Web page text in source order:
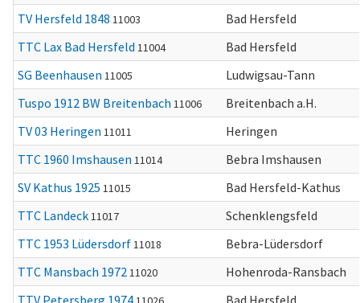
TV Hersfeld 1848 11003
Bad Hersfeld
TTC Lax Bad Hersfeld 11004
Bad Hersfeld
SG Beenhausen 11005
Ludwigsau-Tann
Tuspo 1912 BW Breitenbach 11006
Breitenbach a.H.
TV 03 Heringen 11011
Heringen
TTC 1960 Imshausen 11014
Bebra Imshausen
SV Kathus 1925 11015
Bad Hersfeld-Kathus
TTC Landeck11017
Schenklengsfeld
TTC 1953 Lüdersdorf11018
Bebra-Lüdersdorf
TTC Mansbach 197211020
Hohenroda-Ransbach
TTV Petersberg 1974
Bad Hersfeld